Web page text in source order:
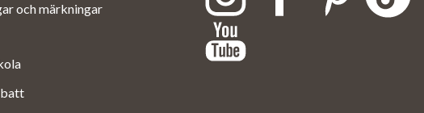
och märkningar